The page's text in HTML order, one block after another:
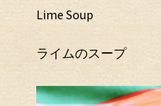
Lime Soup
ライムのスープ